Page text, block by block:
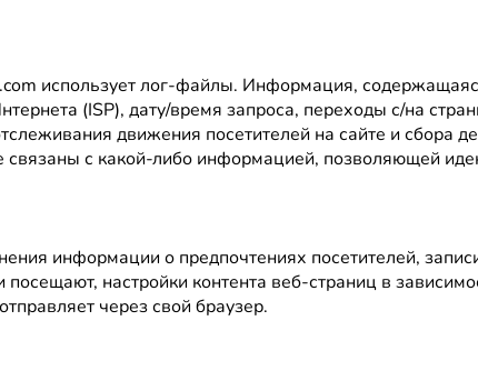
использует лог-файлы. Информация,
(ISP), дату/время запроса, переходы с/на
движения посетителей на сайте и сбора
с какой-либо информацией, позволяющей
информации о предпочтениях посетителей,
настройки контента веб-страниц в
через свой браузер.